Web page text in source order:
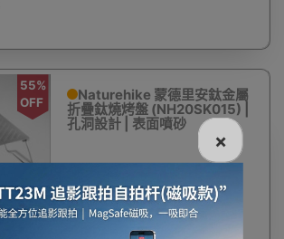
55%
OFF
Naturehike 蒙德里安鈦金屬
折疊鈦燒烤盤 (NH20SK015) |
孔洞設計 | 表面噴砂
$362 $817
×